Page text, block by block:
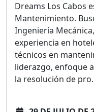
Dreams Los Cabos
Mantenimiento.
Ingeniería
experiencia en
técnicos en
liderazgo, enfoque
la resolución de